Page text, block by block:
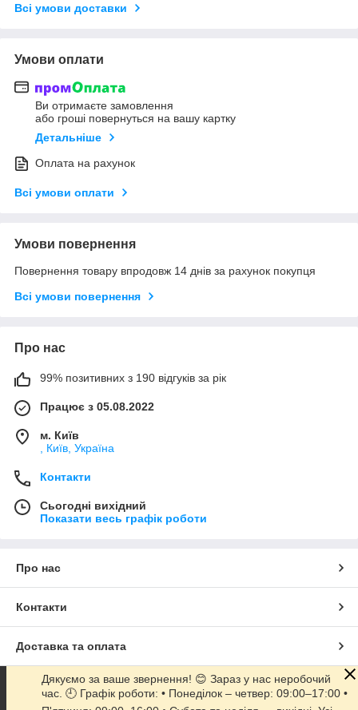
Всі умови доставки
Умови оплати
Ви отримаєте замовлення
або гроші повернуться на вашу картку
Детальніше
Оплата на рахунок
Всі умови оплати
Умови повернення
Повернення товару впродовж 14 днів за рахунок покупця
Всі умови повернення
Про нас
99% позитивних з 190 відгуків за рік
Працює з 05.08.2022
м. Київ
, Київ, Україна
Контакти
Сьогодні вихідний
Показати весь графік роботи
Про нас
Контакти
Доставка та оплата
Графік роботи
Дякуємо за ваше звернення! 😊 Зараз у нас неробочий
час. 🕘 Графік роботи: • Понеділок – четвер: 09:00–17:00 •